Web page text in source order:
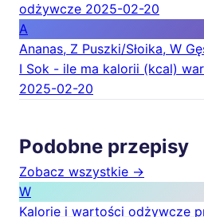
odżywcze 2025-02-20
A
Ananas, Z Puszki/Słoika, W
I Sok - ile ma kalorii (kcal)
2025-02-20
Podobne przepisy
Zobacz wszystkie →
W
Kalorie i wartości odżywcze